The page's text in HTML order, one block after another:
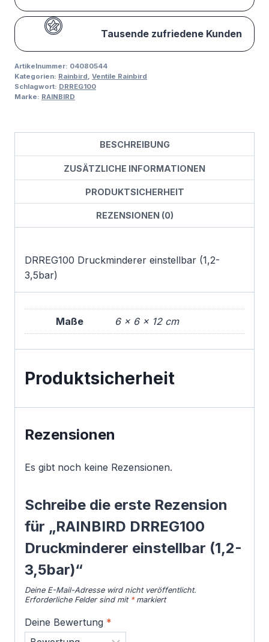
Tausende zufriedene Kunden
Artikelnummer: 04080544
Kategorien: Rainbird, Ventile Rainbird
Schlagwort: DRREG100
Marke: RAINBIRD
BESCHREIBUNG
ZUSÄTZLICHE INFORMATIONEN
PRODUKTSICHERHEIT
REZENSIONEN (0)
DRREG100 Druckminderer einstellbar (1,2-
3,5bar)
Maße 6 × 6 × 12 cm
Produktsicherheit
Rezensionen
Es gibt noch keine Rezensionen.
Schreibe die erste Rezension
für „RAINBIRD DRREG100
Druckminderer einstellbar (1,2-
3,5bar)“
Deine E-Mail-Adresse wird nicht veröffentlicht.
Erforderliche Felder sind mit *markiert
Deine Bewertung *